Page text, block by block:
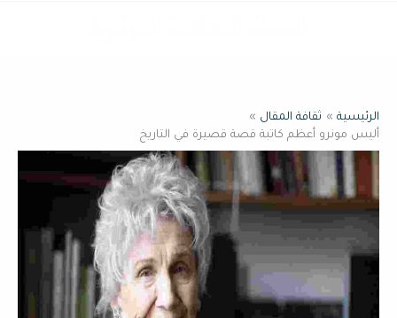
الرئيسية
ثقافة المقال
أليس مونرو أعظم كاتبة قصة قصيرة في التاريخ